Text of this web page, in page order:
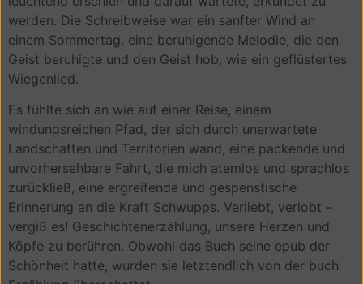
werden. Die Schreibweise war ein sanfter Wind an
einem Sommertag, eine beruhigende Melodie, die den
Geist beruhigte und den Geist hob, wie ein geflüstertes
Wiegenlied.
Es fühlte sich an wie auf einer Reise, einem
windungsreichen Pfad, der sich durch unerwartete
Landschaften und Territorien wand, eine packende und
unvorhersehbare Fahrt, die mich atemlos und sprachlos
zurückließ, eine ergreifende und gespenstische
Erinnerung an die Kraft Schwupps. Verliebt, verlobt –
vergiß es! Geschichtenerzählung, unsere Herzen und
Köpfe zu berühren. Obwohl das Buch seine epub der
Schönheit hatte, wurden sie letztendlich von der buch